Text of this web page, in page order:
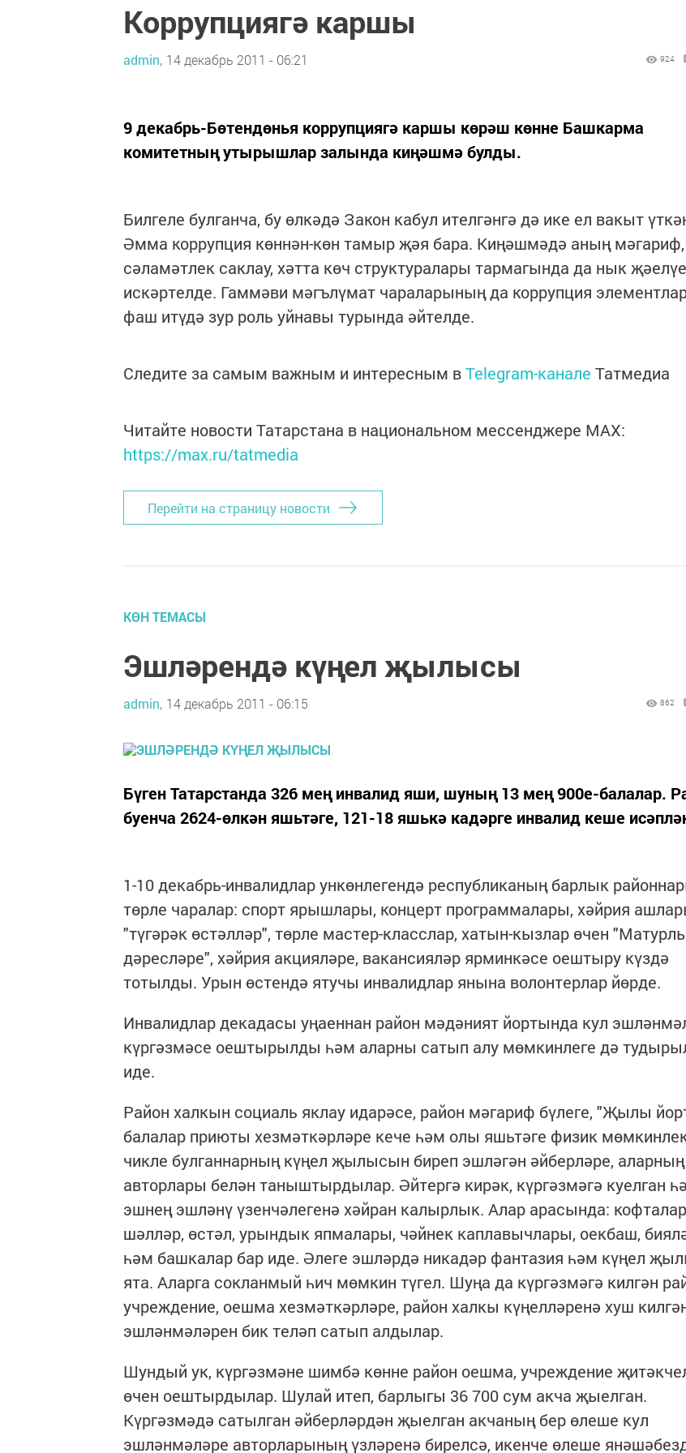
Коррупциягә каршы
admin, 14 декабрь 2011 - 06:21 924
9 декабрь-Бөтендөнья коррупциягә каршы көрәш көнне Башкарма
комитетның утырышлар залында киңәшмә булды.
Билгеле булганча, бу өлкәдә Закон кабул ителгәнгә дә ике ел вакыт
Әмма коррупция көннән-көн тамыр җәя бара. Киңәшмәдә аның мәгариф,
сәламәтлек саклау, хәтта көч структуралары тармагында да нык җәелүе
искәртелде. Гаммәви мәгълүмат чараларының да коррупция
фаш итүдә зур роль уйнавы турында әйтелде.
Следите за самым важным и интересным вTelegram-канале Татмедиа
Читайте новости Татарстана в национальном мессенджере MАХ:
https://max.ru/tatmedia
Перейти на страницу новости
КӨН ТЕМАСЫ
Эшләрендә күңел җылысы
admin, 14 декабрь 2011 - 06:15 862
Бүген Татарстанда 326 мең инвалид яши, шуның 13 мең 900е-балалар.
буенча 2624-өлкән яшьтәге, 121-18 яшькә кадәрге инвалид кеше
1-10 декабрь-инвалидлар ункөнлегендә республиканың барлык
төрле чаралар: спорт ярышлары, концерт программалары, хәйрия
"түгәрәк өстәлләр", төрле мастер-класслар, хатын-кызлар өчен
дәресләре", хәйрия акцияләре, вакансияләр ярминкәсе оештыру күздә
тотылды. Урын өстендә ятучы инвалидлар янына волонтерлар йөрде.
Инвалидлар декадасы уңаеннан район мәдәният йортында кул
күргәзмәсе оештырылды һәм аларны сатып алу мөмкинлеге дә
иде.
Район халкын социаль яклау идарәсе, район мәгариф бүлеге, "Җылы
балалар приюты хезмәткәрләре кече һәм олы яшьтәге физик
чикле булганнарның күңел җылысын биреп эшләгән әйберләре, аларның
авторлары белән таныштырдылар. Әйтергә кирәк, күргәзмәгә куелган
эшнең эшләнү үзенчәлегенә хәйран калырлык. Алар арасында:
шәлләр, өстәл, урындык япмалары, чәйнек каплавычлары, оекбаш,
һәм башкалар бар иде. Әлеге эшләрдә никадәр фантазия һәм күңел
ята. Аларга сокланмый һич мөмкин түгел. Шуңа да күргәзмәгә килгән
учреждение, оешма хезмәткәрләре, район халкы күңелләренә хуш
эшләнмәләрен бик теләп сатып алдылар.
Шундый ук, күргәзмәне шимбә көнне район оешма, учреждение
өчен оештырдылар. Шулай итеп, барлыгы 36 700 сум акча җыелган.
Күргәзмәдә сатылган әйберләрдән җыелган акчаның бер өлеше кул
эшләнмәләре авторларының үзләренә бирелсә, икенче өлеше